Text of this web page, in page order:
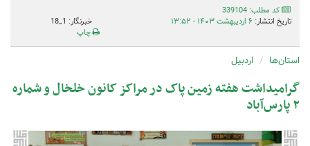
کد مطلب: 339104
تاریخ انتشار: ۶ اردیبهشت ۱۴۰۳ - ۱۳:۵۲
خبرنگار: 1_18
چاپ
استان‌ها اردبیل
گرامیداشت هفته زمین پاک در مراکز کانون خلخال و شماره
۲ پارس‌آباد